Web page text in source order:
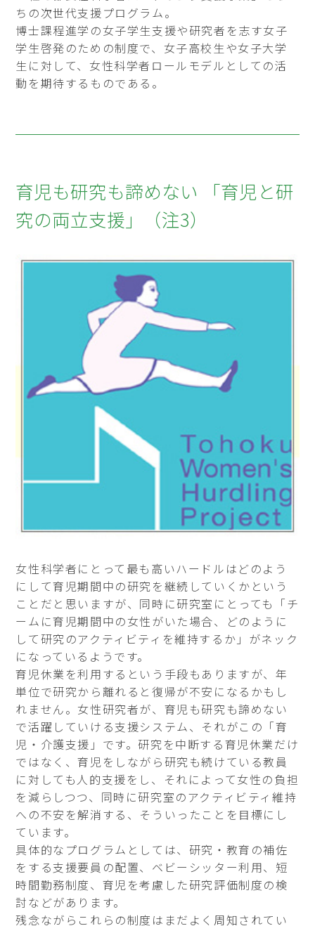
ちの次世代支援プログラム。
博士課程進学の女子学生支援や研究者を志す女子
学生啓発のための制度で、女子高校生や女子大学
生に対して、女性科学者ロールモデルとしての活
動を期待するものである。
育児も研究も諦めない 「育児と研
究の両立支援」（注3）
女性科学者にとって最も高いハードルはどのよう
にして育児期間中の研究を継続していくかという
ことだと思いますが、同時に研究室にとっても「チ
ームに育児期間中の女性がいた場合、どのように
して研究のアクティビティを維持するか」がネック
になっているようです。
育児休業を利用するという手段もありますが、年
単位で研究から離れると復帰が不安になるかもし
れません。女性研究者が、育児も研究も諦めない
で活躍していける支援システム、それがこの「育
児・介護支援」です。研究を中断する育児休業だけ
ではなく、育児をしながら研究も続けている教員
に対しても人的支援をし、それによって女性の負担
を減らしつつ、同時に研究室のアクティビティ維持
への不安を解消する、そういったことを目標にし
ています。
具体的なプログラムとしては、研究・教育の補佐
をする支援要員の配置、ベビーシッター利用、短
時間勤務制度、育児を考慮した研究評価制度の検
討などがあります。
残念ながらこれらの制度はまだよく周知されてい